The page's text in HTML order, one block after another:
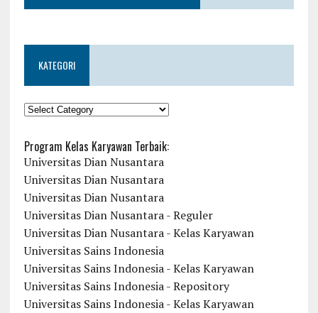
KATEGORI
KATEGORI
Program Kelas Karyawan Terbaik:
Universitas Dian Nusantara
Universitas Dian Nusantara
Universitas Dian Nusantara
Universitas Dian Nusantara - Reguler
Universitas Dian Nusantara - Kelas Karyawan
Universitas Sains Indonesia
Universitas Sains Indonesia - Kelas Karyawan
Universitas Sains Indonesia - Repository
Universitas Sains Indonesia - Kelas Karyawan